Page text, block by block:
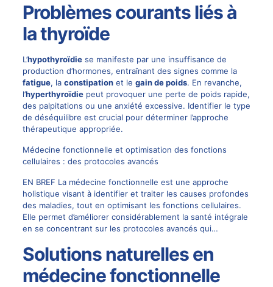
Problèmes courants liés à
la thyroïde
L’hypothyroïdiese manifeste par une insuffisance de
production d’hormones, entraînant des signes comme la
fatigue, la constipationet le gain de poids. En revanche,
l’hyperthyroïdiepeut provoquer une perte de poids rapide,
des palpitations ou une anxiété excessive. Identifier le type
de déséquilibre est crucial pour déterminer l’approche
thérapeutique appropriée.
Médecine fonctionnelle et optimisation des fonctions
cellulaires : des protocoles avancés
EN BREF La médecine fonctionnelle est une approche
holistique visant à identifier et traiter les causes profondes
des maladies, tout en optimisant les fonctions cellulaires.
Elle permet d’améliorer considérablement la santé intégrale
en se concentrant sur les protocoles avancés qui…
Solutions naturelles en
médecine fonctionnelle